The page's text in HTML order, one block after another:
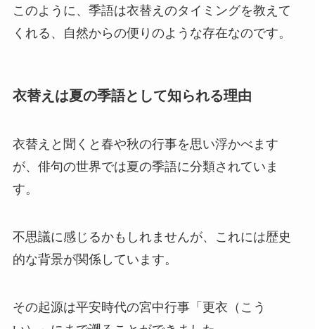
このように、季語は衣替えのタイミングを教えて
くれる、自然からの便りのような存在なのです。
衣替えは夏の季語として知られる理由
衣替えと聞くと春や秋の行事を思い浮かべます
が、俳句の世界では夏の季語に分類されていま
す。
不思議に感じるかもしれませんが、これには歴史
的な背景が関係しています。
その起源は平安時代の宮中行事「更衣（こう